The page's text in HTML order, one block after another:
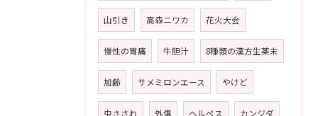
山引き 高森ニワカ 花火大会
慢性の胃痛 牛胆汁 8種類の漢方生薬末
加齢 サメミロンエース やけど
虫さされ 外傷 ヘルペス カンジダ